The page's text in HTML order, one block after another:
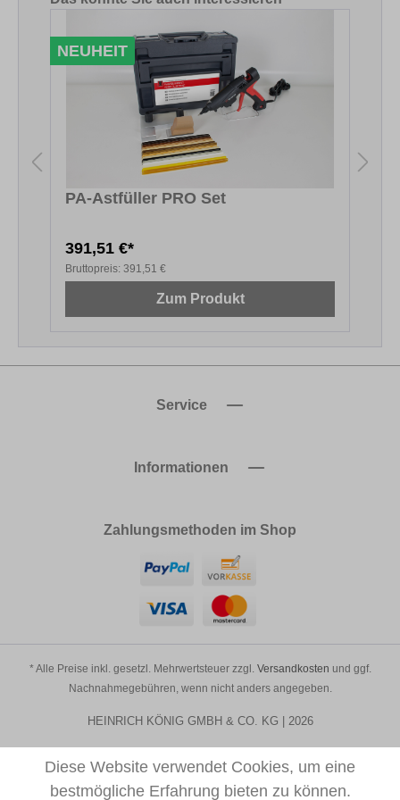
NEUHEIT
PA-Astfüller PRO Set
391,51 €*
Bruttopreis: 391,51 €
Zum Produkt
Service
Informationen
Zahlungsmethoden im Shop
* Alle Preise inkl. gesetzl. Mehrwertsteuer zzgl. Versandkosten und ggf.
Nachnahmegebühren, wenn nicht anders angegeben.
HEINRICH KÖNIG GMBH & CO. KG | 2026
Diese Website verwendet Cookies, um eine
bestmögliche Erfahrung bieten zu können.